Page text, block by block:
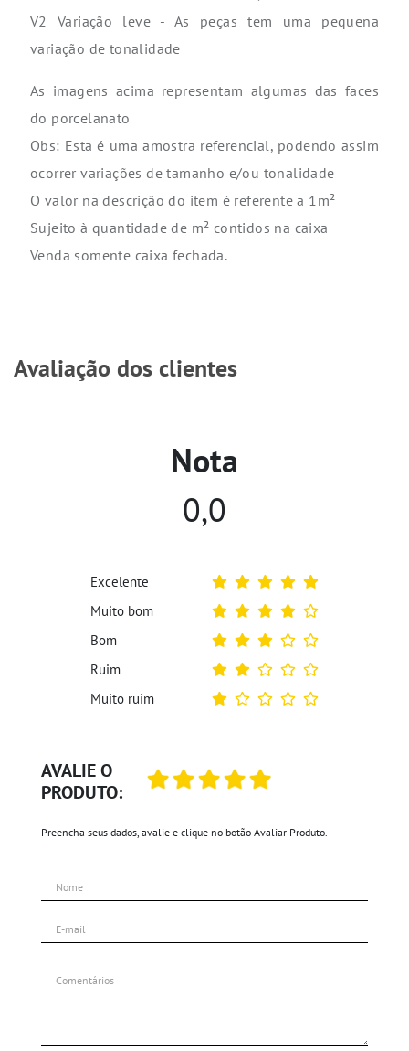
V2 Variação leve - As peças tem uma pequena
variação de tonalidade
As imagens acima representam algumas das faces
do porcelanato
Obs: Esta é uma amostra referencial, podendo assim
ocorrer variações de tamanho e/ou tonalidade
O valor na descrição do item é referente a 1m²
Sujeito à quantidade de m² contidos na caixa
Venda somente caixa fechada.
Avaliação dos clientes
AVALIE O
PRODUTO:
Preencha seus dados, avalie e clique no botão Avaliar Produto.
Nota
0,0
Excelente
Muito bom
Bom
Ruim
Muito ruim